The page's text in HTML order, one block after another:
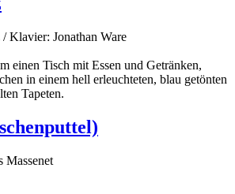
Klavier: Jonathan Ware
Massenet